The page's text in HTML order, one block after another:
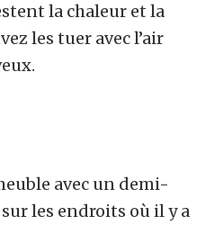
la chaleur et la
les tuer avec l’air
avec un demi-
les endroits où il y a